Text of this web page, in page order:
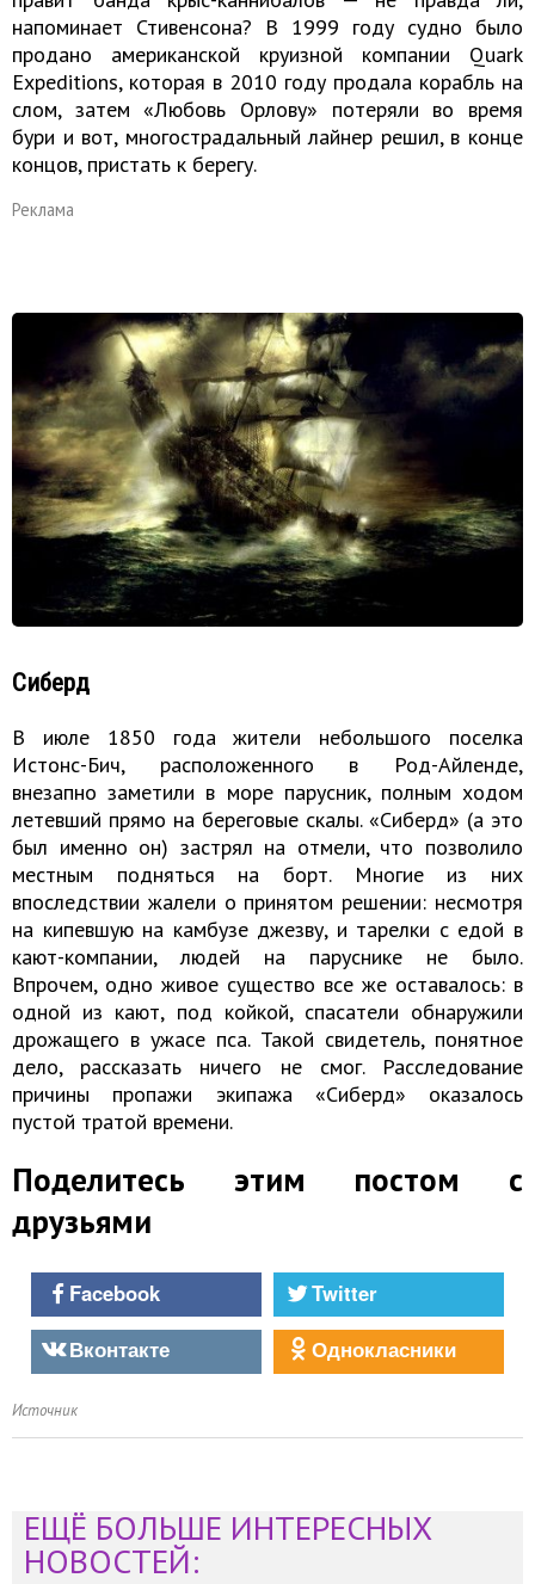
напоминает Стивенсона? В 1999 году судно было
продано американской круизной компании Quark
Expeditions, которая в 2010 году продала корабль на
слом, затем «Любовь Орлову» потеряли во время
бури и вот, многострадальный лайнер решил, в конце
концов, пристать к берегу.
Реклама
Сиберд
В июле 1850 года жители небольшого поселка
Истонс-Бич, расположенного в Род-Айленде,
внезапно заметили в море парусник, полным ходом
летевший прямо на береговые скалы. «Сиберд» (а это
был именно он) застрял на отмели, что позволило
местным подняться на борт. Многие из них
впоследствии жалели о принятом решении: несмотря
на кипевшую на камбузе джезву, и тарелки с едой в
кают-компании, людей на паруснике не было.
Впрочем, одно живое существо все же оставалось: в
одной из кают, под койкой, спасатели обнаружили
дрожащего в ужасе пса. Такой свидетель, понятное
дело, рассказать ничего не смог. Расследование
причины пропажи экипажа «Сиберд» оказалось
пустой тратой времени.
Поделитесь этим постом с
друзьями
Facebook
Twitter
Вконтакте
Однокласники
Источник
ЕЩЁ БОЛЬШЕ ИНТЕРЕСНЫХ
НОВОСТЕЙ: